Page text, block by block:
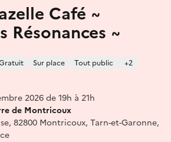
Café ~
Résonances ~
Sur place Tout public +2
2026 de 19h à 21h
de Montricoux
82800 Montricoux, Tarn-et-Garonne,